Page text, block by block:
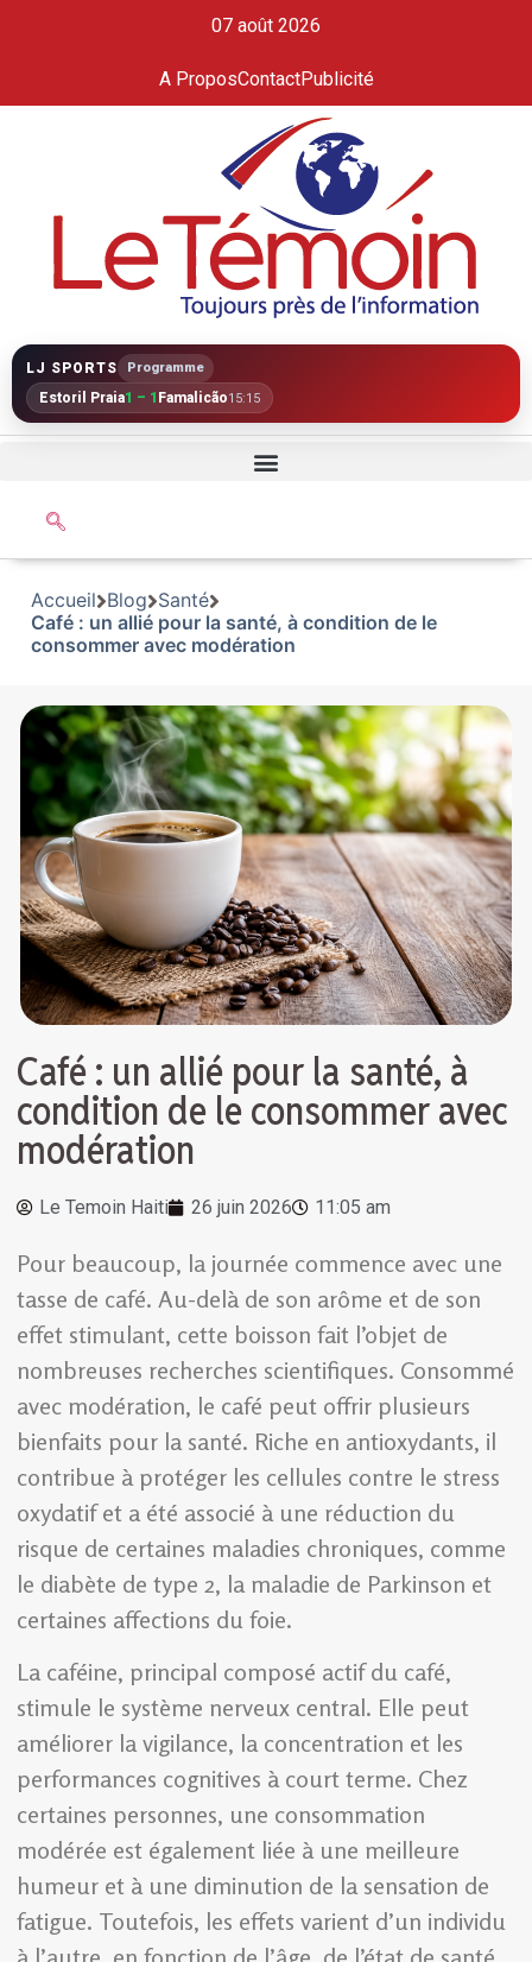
07 août 2026
A ProposContactPublicité
LJ SPORTS Programme
Estoril Praia1 – 1 Famalicão15:15
Accueil Blog Santé
Café : un allié pour la santé, à condition de le
consommer avec modération
Café : un allié pour la santé, à
condition de le consommer avec
modération
Le Temoin Haiti 26 juin 2026 11:05 am
Pour beaucoup, la journée commence avec une
tasse de café. Au-delà de son arôme et de son
effet stimulant, cette boisson fait l’objet de
nombreuses recherches scientifiques. Consommé
avec modération, le café peut offrir plusieurs
bienfaits pour la santé. Riche en antioxydants, il
contribue à protéger les cellules contre le stress
oxydatif et a été associé à une réduction du
risque de certaines maladies chroniques, comme
le diabète de type 2, la maladie de Parkinson et
certaines affections du foie.
La caféine, principal composé actif du café,
stimule le système nerveux central. Elle peut
améliorer la vigilance, la concentration et les
performances cognitives à court terme. Chez
certaines personnes, une consommation
modérée est également liée à une meilleure
humeur et à une diminution de la sensation de
fatigue. Toutefois, les effets varient d’un individu